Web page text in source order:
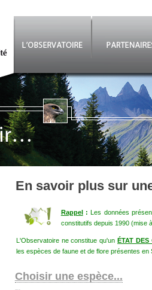
En savoir plus sur
Rappel:Les données
constitutifs depuis 1990 (mise
L'Observatoire ne constitue qu'unÉTAT DES
les espèces de faune et de flore présentes en
Choisir une espèce...